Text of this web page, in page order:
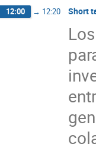
12:00 → 12:20 Short